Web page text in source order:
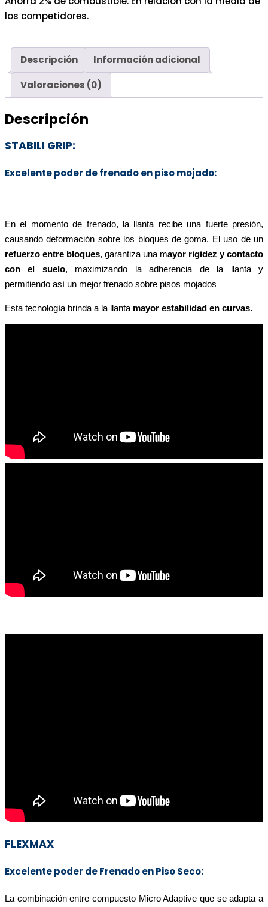
los competidores.
Descripción
Información adicional
Valoraciones (0)
Descripción
STABILI GRIP:
Excelente poder de frenado en piso mojado:
En el momento de frenado, la llanta recibe una fuerte presión,
causando deformación sobre los bloques de goma. El uso de un
refuerzo entre bloques, garantiza una mayor rigidez y contacto
con el suelo, maximizando la adherencia de la llanta y
permitiendo así un mejor frenado sobre pisos mojados
Esta tecnología brinda a la llanta mayor estabilidad en curvas.
FLEXMAX
Excelente poder de Frenado en Piso Seco:
La combinación entre compuesto Micro Adaptive que se adapta a